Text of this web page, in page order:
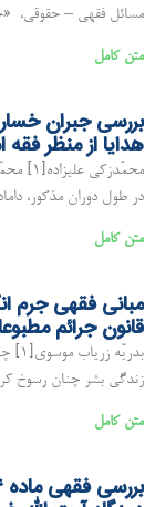
مسائل فقهی – حقوقی،
متن کامل
بررسی جبران
هدایا از منظر
در طول دوران مذکور،
متن کامل
مبانی فقهی جرم
قانون جرائم
زندگی بشر چنان رسوخ
متن کامل